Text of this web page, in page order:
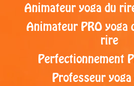
Animateur yoga du
Animateur PRO yoga
rire
Perfectionnement
Professeur